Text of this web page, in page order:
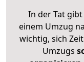
In der Tat
einem Umzug
wichtig, sich
Umzugs